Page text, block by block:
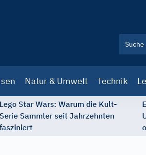
Natur & Umwelt Technik
Lego Star Wars: Warum die Kult-
Serie Sammler seit Jahrzehnten
fasziniert